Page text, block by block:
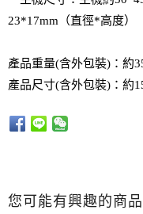
23*17mm（直徑*高度）
產品重量(含外包裝)：約
產品尺寸(含外包裝)： 約
您可能有興趣的商品